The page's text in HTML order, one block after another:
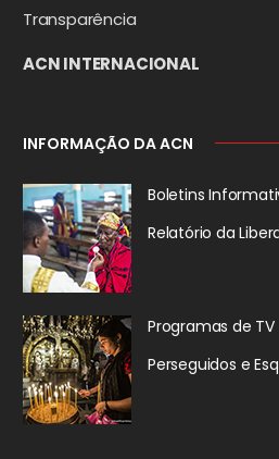
Transparência
ACN INTERNACIONAL
INFORMAÇÃO DA ACN
Boletins
Relatório da
Programas de TV
Perseguidos e